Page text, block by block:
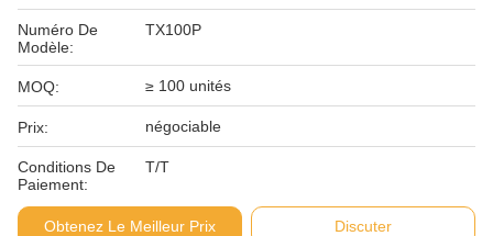
Numéro De
Modèle:
TX100P
MOQ: ≥ 100 unités
Prix: négociable
Conditions De
Paiement:
T/T
Obtenez Le Meilleur Prix Discuter